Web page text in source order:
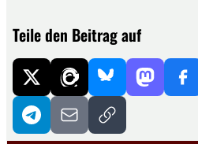
Teile den Beitrag auf